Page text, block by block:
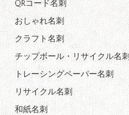
QRコード名刺
おしゃれ名刺
クラフト名刺
チップボール・リサイクル名刺
トレーシングペーパー名刺
リサイクル名刺
和紙名刺